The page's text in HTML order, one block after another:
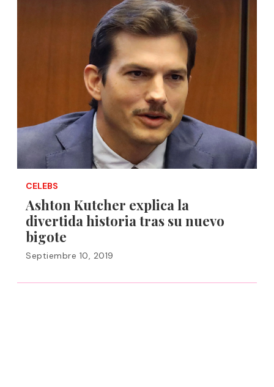
CELEBS
Ashton Kutcher explica la
divertida historia tras su nuevo
bigote
Septiembre 10, 2019